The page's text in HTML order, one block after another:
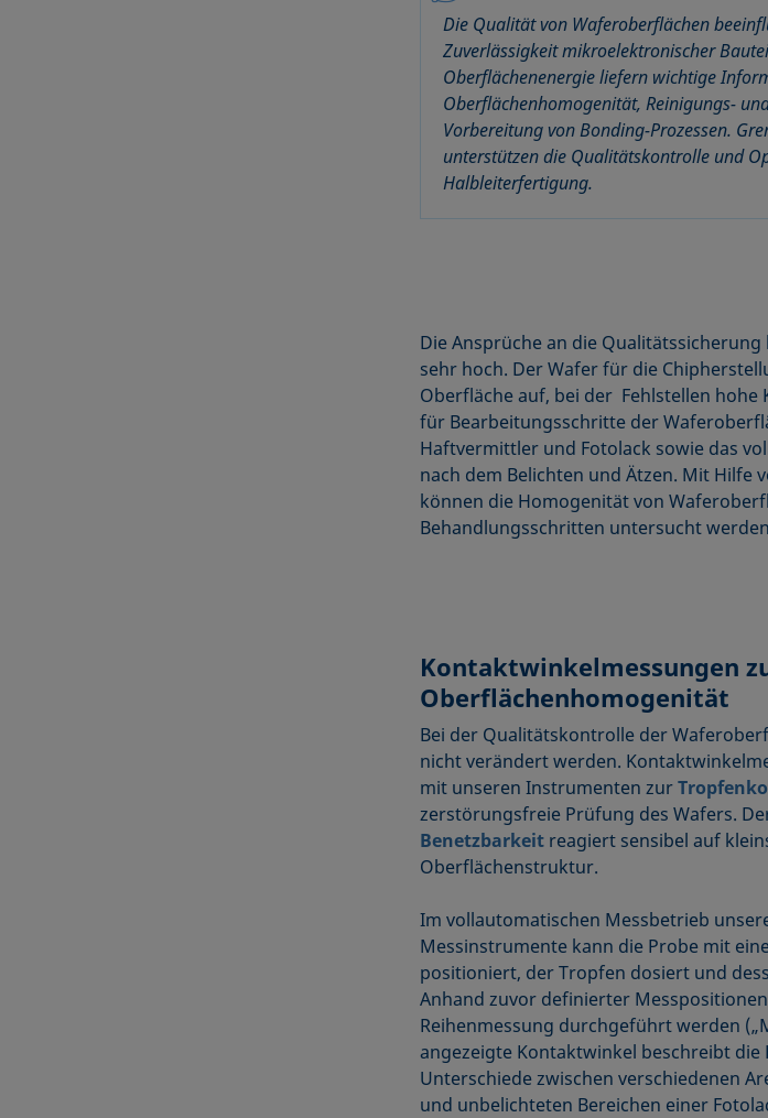
Die Qualität von Waferoberflächen
Zuverlässigkeit mikroelektronischer
Oberflächenenergie liefern wichtige
Oberflächenhomogenität, Reinigungs-
Vorbereitung von Bonding-Prozessen.
unterstützen die Qualitätskontrolle und
Halbleiterfertigung.
Die Ansprüche an die
sehr hoch. Der Wafer für die
Oberfläche auf, bei der Fehlstellen hohe
für Bearbeitungsschritte der
Haftvermittler und Fotolack sowie das
nach dem Belichten und Ätzen. Mit Hilfe
können die Homogenität von
Behandlungsschritten untersucht
Kontaktwinkelmessungen
Oberflächenhomogenität
Bei der Qualitätskontrolle der
nicht verändert werden.
mit unseren Instrumenten zur
zerstörungsfreie Prüfung des Wafers.
Benetzbarkeitreagiert sensibel auf
Oberflächenstruktur.
Im vollautomatischen Messbetrieb
Messinstrumente kann die Probe mit
positioniert, der Tropfen dosiert und
Anhand zuvor definierter
Reihenmessung durchgeführt werden
angezeigte Kontaktwinkel beschreibt
Unterschiede zwischen verschiedenen
und unbelichteten Bereichen einer